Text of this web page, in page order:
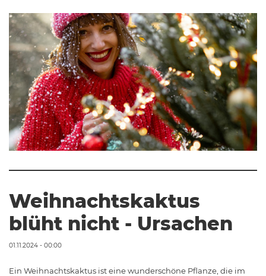
Weihnachtskaktus
blüht nicht - Ursachen
01.11.2024 - 00:00
Ein Weihnachtskaktus ist eine wunderschöne Pflanze, die im